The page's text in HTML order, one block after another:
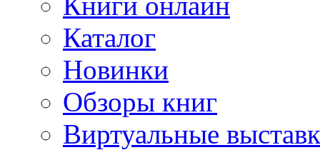
Каталог
Новинки
Обзоры книг
Виртуальные